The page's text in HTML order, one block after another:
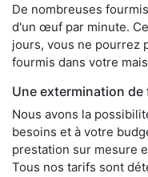
De nombreuses
d'un œuf par minute.
jours, vous ne pourrez
fourmis dans votre
Une extermination
Nous avons la
besoins et à votre
prestation sur mesure
Tous nos tarifs sont